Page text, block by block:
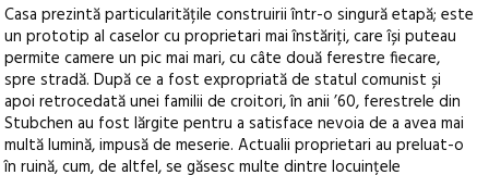
Casa prezintă particularitățile construirii într-o singură etapă; este
un prototip al caselor cu proprietari mai înstăriți, care își puteau
permite camere un pic mai mari, cu câte două ferestre fiecare,
spre stradă. După ce a fost expropriată de statul comunist și
apoi retrocedată unei familii de croitori, în anii ’60, ferestrele din
Stubchen au fost lărgite pentru a satisface nevoia de a avea mai
multă lumină, impusă de meserie. Actualii proprietari au preluat-o
în ruină, cum, de altfel, se găsesc multe dintre locuințele